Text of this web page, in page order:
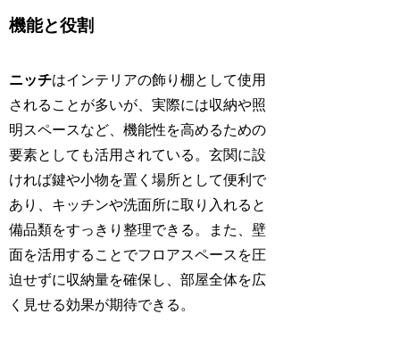
機能と役割
ニッチはインテリアの飾り棚として使用
されることが多いが、実際には収納や照
明スペースなど、機能性を高めるための
要素としても活用されている。玄関に設
ければ鍵や小物を置く場所として便利で
あり、キッチンや洗面所に取り入れると
備品類をすっきり整理できる。また、壁
面を活用することでフロアスペースを圧
迫せずに収納量を確保し、部屋全体を広
く見せる効果が期待できる。